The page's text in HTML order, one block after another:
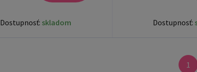
Dostupnosť: skladom Dostupnosť:
1